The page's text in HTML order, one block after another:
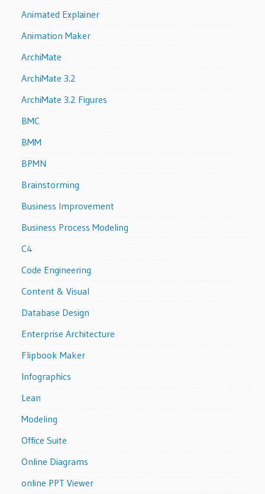
Animated Explainer
Animation Maker
ArchiMate
ArchiMate 3.2
ArchiMate 3.2 Figures
BMC
BMM
BPMN
Brainstorming
Business Improvement
Business Process Modeling
C4
Code Engineering
Content & Visual
Database Design
Enterprise Architecture
Flipbook Maker
Infographics
Lean
Modeling
Office Suite
Online Diagrams
online PPT Viewer